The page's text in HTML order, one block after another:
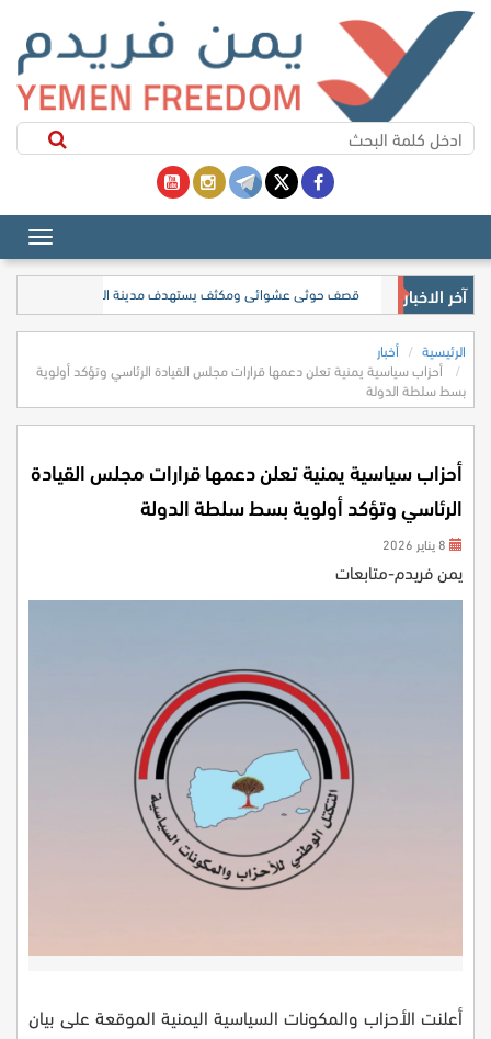
آخر الاخبار قصف حوثي عشوائي ومكثف يستهدف مدينة المخا غربي تعز
الرئيسية
أخبار
أحزاب سياسية يمنية تعلن دعمها قرارات مجلس القيادة الرئاسي وتؤكد أولوية
بسط سلطة الدولة
أحزاب سياسية يمنية تعلن دعمها قرارات مجلس القيادة
الرئاسي وتؤكد أولوية بسط سلطة الدولة
يمن فريدم-متابعات
أعلنت الأحزاب والمكونات السياسية اليمنية الموقعة على بيان